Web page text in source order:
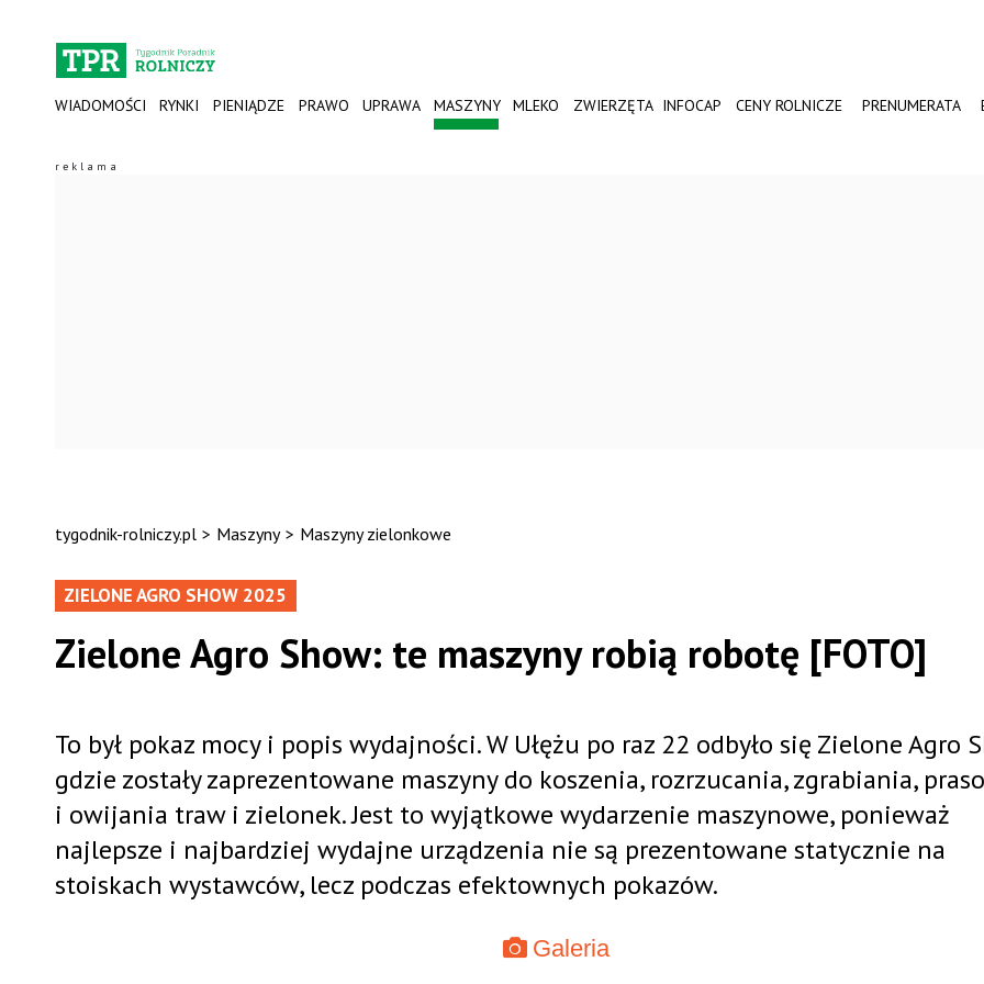
WIADOMOŚCI RYNKI PIENIĄDZE PRAWO UPRAWA MASZYNY MLEKO ZWIERZĘTA INFOCAP CENY ROLNICZE PRENUMERATA
tygodnik-rolniczy.pl > Maszyny > Maszyny zielonkowe
ZIELONE AGRO SHOW 2025
Zielone Agro Show: te maszyny robią robotę [FOTO]
To był pokaz mocy i popis wydajności. W Ułężu po raz 22 odbyło się Zielone Agro
gdzie zostały zaprezentowane maszyny do koszenia, rozrzucania, zgrabiania,
i owijania traw i zielonek. Jest to wyjątkowe wydarzenie maszynowe, ponieważ
najlepsze i najbardziej wydajne urządzenia nie są prezentowane statycznie na
stoiskach wystawców, lecz podczas efektownych pokazów.
Galeria